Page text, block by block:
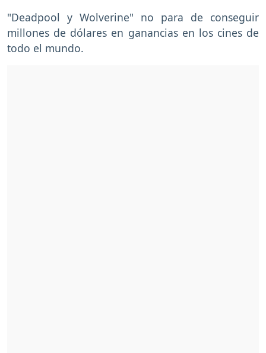
"Deadpool y Wolverine" no para de conseguir
millones de dólares en ganancias en los cines de
todo el mundo.